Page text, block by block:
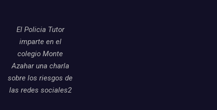
El Policia Tutor
imparte en el
colegio Monte
Azahar una charla
sobre los riesgos de
las redes sociales2